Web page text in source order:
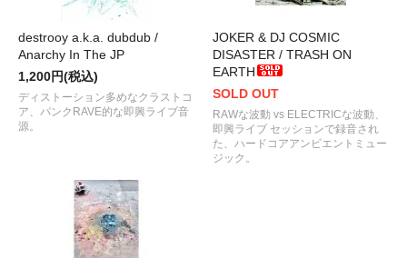
destrooy a.k.a. dubdub /
Anarchy In The JP
1,200円(税込)
ディストーション多めなクラストコ
ア、パンクRAVE的な即興ライブ音
源。
JOKER & DJ COSMIC
DISASTER / TRASH ON
EARTH
SOLD OUT
RAWな波動 vs ELECTRICな波動、
即興ライブ セッションで録音され
た、ハードコアアンビエントミュー
ジック。